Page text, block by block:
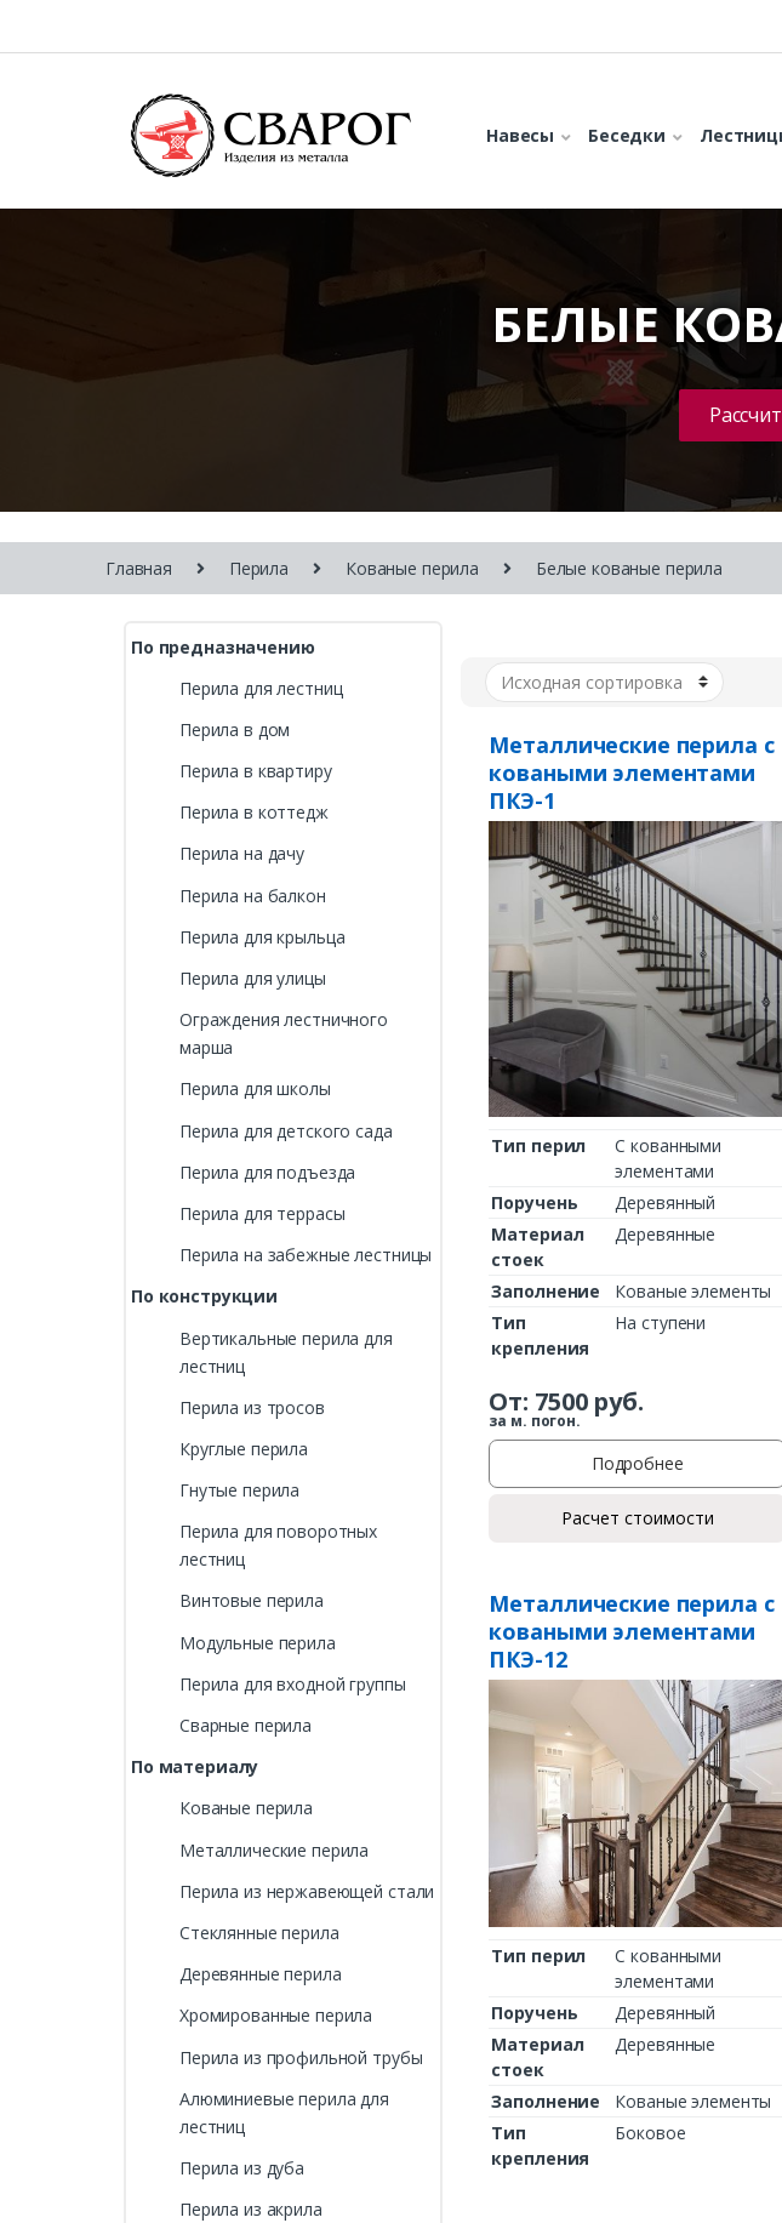
Навесы Беседки
БЕЛЫЕ
Главная Перила Кованые перила Белые кованые перила
Металлические перила с
коваными элементами
ПКЭ-1
Тип перил
С кованными
элементами
Поручень
Деревянный
Материал
стоек
Деревянные
Заполнение
Кованые элементы
Тип
крепления
На ступени
От: 7500руб.
за м. погон.
Подробнее
Расчет стоимости
Металлические перила с
коваными элементами
ПКЭ-12
Тип перил
С кованными
элементами
Поручень
Деревянный
Материал
стоек
Деревянные
Заполнение
Кованые элементы
Тип
крепления
Боковое
По предназначению
Перила для лестниц
Перила в дом
Перила в квартиру
Перила в коттедж
Перила на дачу
Перила на балкон
Перила для крыльца
Перила для улицы
Ограждения лестничного
марша
Перила для школы
Перила для детского сада
Перила для подъезда
Перила для террасы
Перила на забежные лестницы
По конструкции
Вертикальные перила для
лестниц
Перила из тросов
Круглые перила
Гнутые перила
Перила для поворотных
лестниц
Винтовые перила
Модульные перила
Перила для входной группы
Сварные перила
По материалу
Кованые перила
Металлические перила
Перила из нержавеющей стали
Стеклянные перила
Деревянные перила
Хромированные перила
Перила из профильной трубы
Алюминиевые перила для
лестниц
Перила из дуба
Перила из акрила